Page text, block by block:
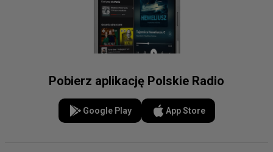
Pobierz aplikację Polskie Radio
Google Play App Store